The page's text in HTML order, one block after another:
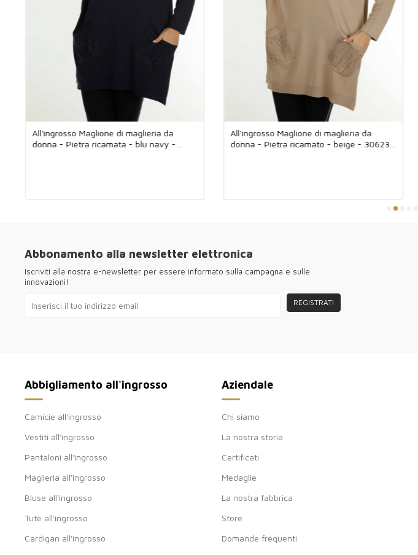
All'ingrosso Maglione di maglieria da
donna - Pietra ricamata - blu navy -
All'ingrosso Maglione di maglieria da
donna - Pietra ricamato - beige - 30623
Abbonamento alla newsletter elettronica
Iscriviti alla nostra e-newsletter per essere informato sulla campagna e sulle
innovazioni!
REGISTRATI
Abbigliamento all'ingrosso
Camicie all'ingrosso
Vestiti all'ingrosso
Pantaloni all'ingrosso
Maglieria all'ingrosso
Bluse all'ingrosso
Tute all'ingrosso
Cardigan all'ingrosso
Aziendale
Chi siamo
La nostra storia
Certificati
Medaglie
La nostra fabbrica
Store
Domande frequenti